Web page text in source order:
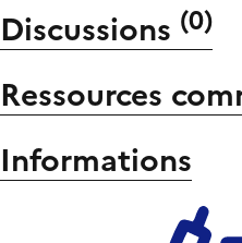
Discussions (0)
Ressources
Informations